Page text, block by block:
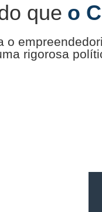
que o
o
rigorosa